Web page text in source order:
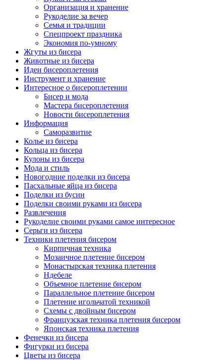
Организация и хранение
Рукоделие за вечер
Семья и традиции
Спецпроект праздника
Экономия по-умному
Жгуты из бисера
Животные из бисера
Идеи бисероплетения
Инструмент и хранение
Интересное о бисероплетении
Бисер и мода
Мастера бисероплетения
Новости бисероплетения
Информация
Саморазвитие
Колье из бисера
Кольца из бисера
Кулоны из бисера
Мода и стиль
Новогодние поделки из бисера
Пасхальные яйца из бисера
Поделки из бусин
Поделки своими руками из бисера
Развлечения
Рукоделие своими руками самое интересное
Серьги из бисера
Техники плетения бисером
Кирпичная техника
Мозаичное плетение бисером
Монастырская техника плетения
Ндебеле
Объемное плетение бисером
Параллельное плетение бисером
Плетение игольчатой техникой
Схемы с двойным бисером
Французская техника плетения бисером
Японская техника плетения
Фенечки из бисера
Фигурки из бисера
Цветы из бисера